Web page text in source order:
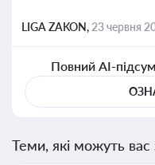
LIGA ZAKON, 23 червня
Повний AI-
Теми, які можуть вас